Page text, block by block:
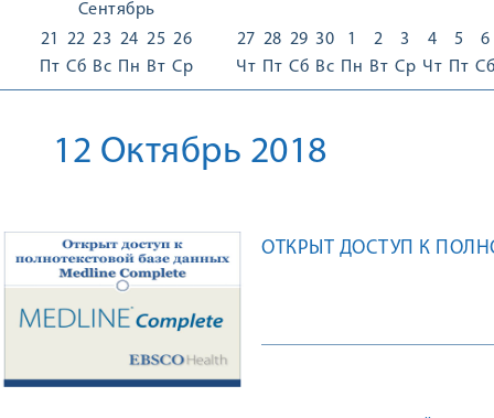
Сентябрь
21
Пт
22
Сб
23
Вс
24
Пн
25
Вт
26
Ср
27
Чт
28
Пт
29
Сб
30
Вс
1
Пн
2
Вт
3
Ср
4
Чт
5
Пт
6
Сб
12 Октябрь 2018
ОТКРЫТ ДОСТУП К